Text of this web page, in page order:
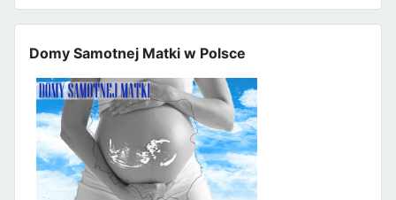
Domy Samotnej Matki w Polsce